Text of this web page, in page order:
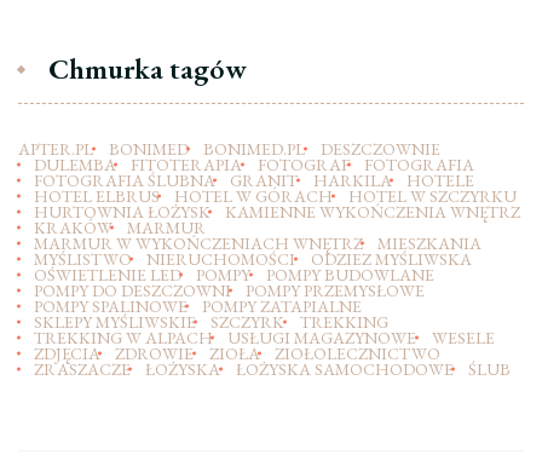
Chmurka tagów
APTER.PL BONIMED BONIMED.PL DESZCZOWNIE
DULEMBA FITOTERAPIA FOTOGRAF FOTOGRAFIA
FOTOGRAFIA ŚLUBNA GRANIT HARKILA HOTELE
HOTEL ELBRUS HOTEL W GÓRACH HOTEL W SZCZYRKU
HURTOWNIA ŁOŻYSK KAMIENNE WYKOŃCZENIA WNĘTRZ
KRAKÓW MARMUR
MARMUR W WYKOŃCZENIACH WNĘTRZ MIESZKANIA
MYŚLISTWO NIERUCHOMOŚCI ODZIEZ MYŚLIWSKA
OŚWIETLENIE LED POMPY POMPY BUDOWLANE
POMPY DO DESZCZOWNI POMPY PRZEMYSŁOWE
POMPY SPALINOWE POMPY ZATAPIALNE
SKLEPY MYŚLIWSKIE SZCZYRK TREKKING
TREKKING W ALPACH USŁUGI MAGAZYNOWE WESELE
ZDJĘCIA ZDROWIE ZIOŁA ZIOŁOLECZNICTWO
ZRASZACZE ŁOŻYSKA ŁOŻYSKA SAMOCHODOWE ŚLUB